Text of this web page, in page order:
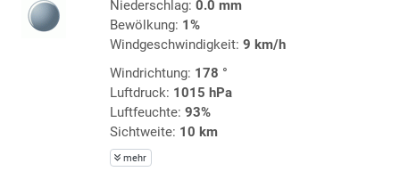
Niederschlag: 0.0 mm
Bewölkung: 1%
Windgeschwindigkeit: 9 km/h
Windrichtung: 178 °
Luftdruck: 1015 hPa
Luftfeuchte: 93%
Sichtweite: 10 km
mehr